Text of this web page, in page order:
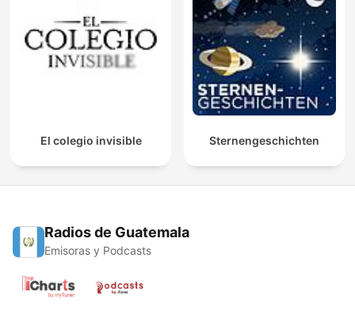
El colegio invisible Sternengeschichten
Radios de Guatemala
Emisoras y Podcasts